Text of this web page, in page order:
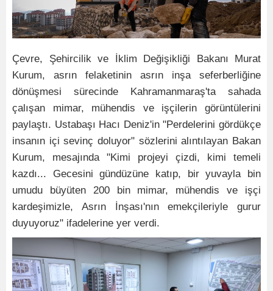
Çevre, Şehircilik ve İklim Değişikliği Bakanı Murat
Kurum, asrın felaketinin asrın inşa seferberliğine
dönüşmesi sürecinde Kahramanmaraş'ta sahada
çalışan mimar, mühendis ve işçilerin görüntülerini
paylaştı. Ustabaşı Hacı Deniz'in "Perdelerini gördükçe
insanın içi sevinç doluyor" sözlerini alıntılayan Bakan
Kurum, mesajında "Kimi projeyi çizdi, kimi temeli
kazdı... Gecesini gündüzüne katıp, bir yuvayla bin
umudu büyüten 200 bin mimar, mühendis ve işçi
kardeşimizle, Asrın İnşası'nın emekçileriyle gurur
duyuyoruz" ifadelerine yer verdi.